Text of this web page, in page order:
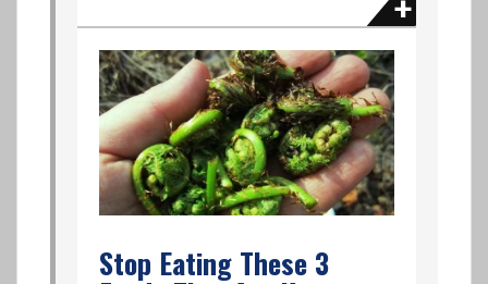
Stop Eating These 3